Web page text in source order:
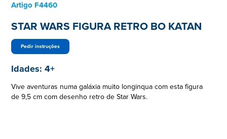
Artigo F4460
STAR WARS FIGURA RETRO BO KATAN
Pedir instruções
Idades: 4+
Vive aventuras numa galáxia muito longinqua com esta figura
de 9,5 cm com desenho retro de Star Wars.